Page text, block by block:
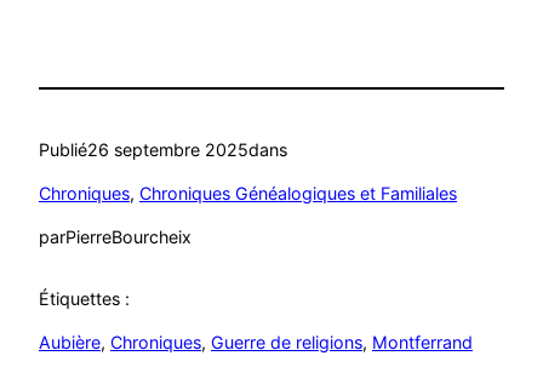
Publié26 septembre 2025dans
Chroniques, Chroniques Généalogiques et Familiales
parPierreBourcheix
Étiquettes :
Aubière, Chroniques, Guerre de religions, Montferrand